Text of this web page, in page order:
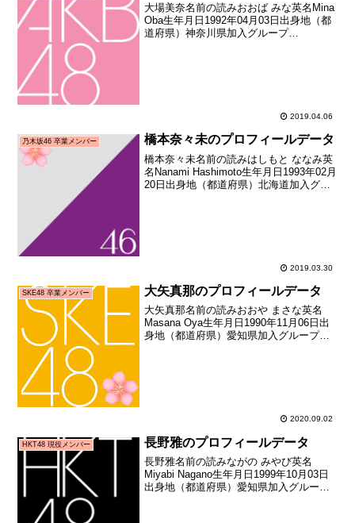
大場美奈名前の読みおおば みな英名Mina
Oba生年月日1992年04月03日出身地（都
道府県）神奈川県加入グループ
2019.04.06
乃木坂46 卒業メンバー 橋本奈々未のプロフィールデータ
橋本奈々未名前の読みはしもと ななみ英
名Nanami Hashimoto生年月日1993年02月
20日出身地（都道府県）北海道加入グル
2019.03.30
SKE48 卒業メンバー 大矢真那のプロフィールデータ
大矢真那名前の読みおおや まさな英名
Masana Oya生年月日1990年11月06日出
身地（都道府県）愛知県加入グループ
2020.09.02
HKT48 現役メンバー 長野雅のプロフィールデータ
長野雅名前の読みながの みやび英名
Miyabi Nagano生年月日1999年10月03日
出身地（都道府県）愛知県加入グループ